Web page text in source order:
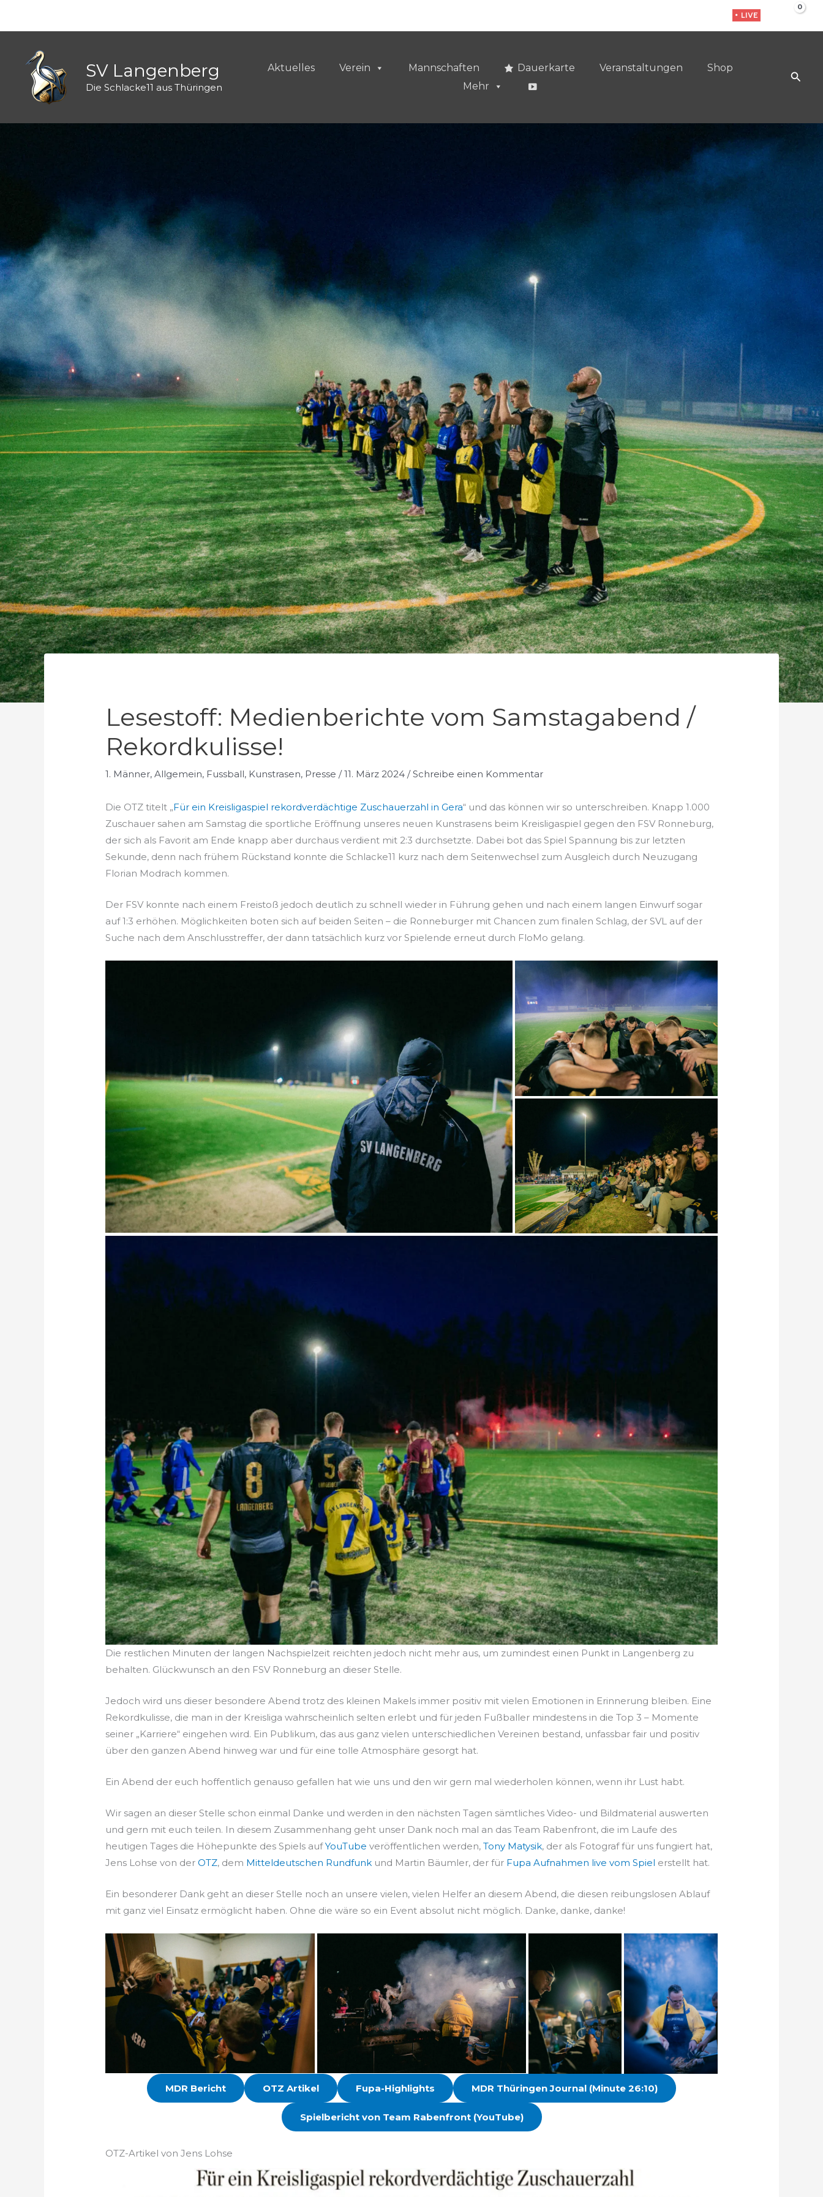
• LIVE
SV Langenberg
Die Schlacke11 aus Thüringen
Aktuelles Verein Mannschaften Dauerkarte Veranstaltungen
Shop
Mehr
Lesestoff: Medienberichte vom Samstagabend /
Rekordkulisse!
1. Männer,Allgemein, Fussball, Kunstrasen, Presse /11. März 2024/Schreibe einen Kommentar
Die OTZ titelt „Für ein Kreisligaspiel rekordverdächtige Zuschauerzahl in Gera“ und das können wir so unterschreiben. Knapp 1.000
Zuschauer sahen am Samstag die sportliche Eröffnung unseres neuen Kunstrasens beim Kreisligaspiel gegen den FSV Ronneburg,
der sich als Favorit am Ende knapp aber durchaus verdient mit 2:3 durchsetzte. Dabei bot das Spiel Spannung bis zur letzten
Sekunde, denn nach frühem Rückstand konnte die Schlacke11 kurz nach dem Seitenwechsel zum Ausgleich durch Neuzugang
Florian Modrach kommen.
Der FSV konnte nach einem Freistoß jedoch deutlich zu schnell wieder in Führung gehen und nach einem langen Einwurf sogar
auf 1:3 erhöhen. Möglichkeiten boten sich auf beiden Seiten – die Ronneburger mit Chancen zum finalen Schlag, der SVL auf der
Suche nach dem Anschlusstreffer, der dann tatsächlich kurz vor Spielende erneut durch FloMo gelang.
Die restlichen Minuten der langen Nachspielzeit reichten jedoch nicht mehr aus, um zumindest einen Punkt in Langenberg zu
behalten. Glückwunsch an den FSV Ronneburg an dieser Stelle.
Jedoch wird uns dieser besondere Abend trotz des kleinen Makels immer positiv mit vielen Emotionen in Erinnerung bleiben. Eine
Rekordkulisse, die man in der Kreisliga wahrscheinlich selten erlebt und für jeden Fußballer mindestens in die Top 3 – Momente
seiner „Karriere“ eingehen wird. Ein Publikum, das aus ganz vielen unterschiedlichen Vereinen bestand, unfassbar fair und positiv
über den ganzen Abend hinweg war und für eine tolle Atmosphäre gesorgt hat.
Ein Abend der euch hoffentlich genauso gefallen hat wie uns und den wir gern mal wiederholen können, wenn ihr Lust habt.
Wir sagen an dieser Stelle schon einmal Danke und werden in den nächsten Tagen sämtliches Video- und Bildmaterial auswerten
und gern mit euch teilen. In diesem Zusammenhang geht unser Dank noch mal an das Team Rabenfront, die im Laufe des
heutigen Tages die Höhepunkte des Spiels aufYouTubeveröffentlichen werden,Tony Matysik, der als Fotograf für uns fungiert hat,
Jens Lohse von derOTZ, dem Mitteldeutschen Rundfunk und Martin Bäumler, der für Fupa Aufnahmen live vom Spiel erstellt hat.
Ein besonderer Dank geht an dieser Stelle noch an unsere vielen, vielen Helfer an diesem Abend, die diesen reibungslosen Ablauf
mit ganz viel Einsatz ermöglicht haben. Ohne die wäre so ein Event absolut nicht möglich. Danke, danke, danke!
MDR Bericht OTZ Artikel Fupa-Highlights MDR Thüringen Journal (Minute 26:10)
Spielbericht von Team Rabenfront (YouTube)
OTZ-Artikel von Jens Lohse